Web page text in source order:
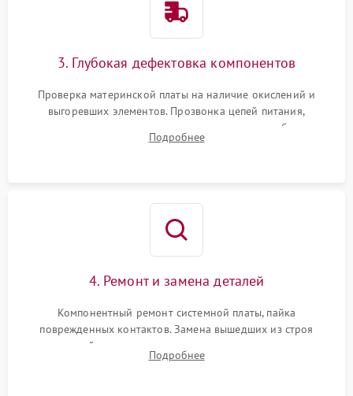
3. Глубокая дефектовка компонентов
Проверка материнской платы на наличие окислений и
выгоревших элементов. Прозвонка цепей питания,
тестирование приводных моторов колес и турбины
всасывания. Оценка состояния оптических и инфракрасных
Подробнее
4. Ремонт и замена деталей
Компонентный ремонт системной платы, пайка
поврежденных контактов. Замена вышедших из строя
двигателей, изношенного аккумулятора, неисправного
лидара или помпы подачи воды. Восстановление шлейфов и
Подробнее